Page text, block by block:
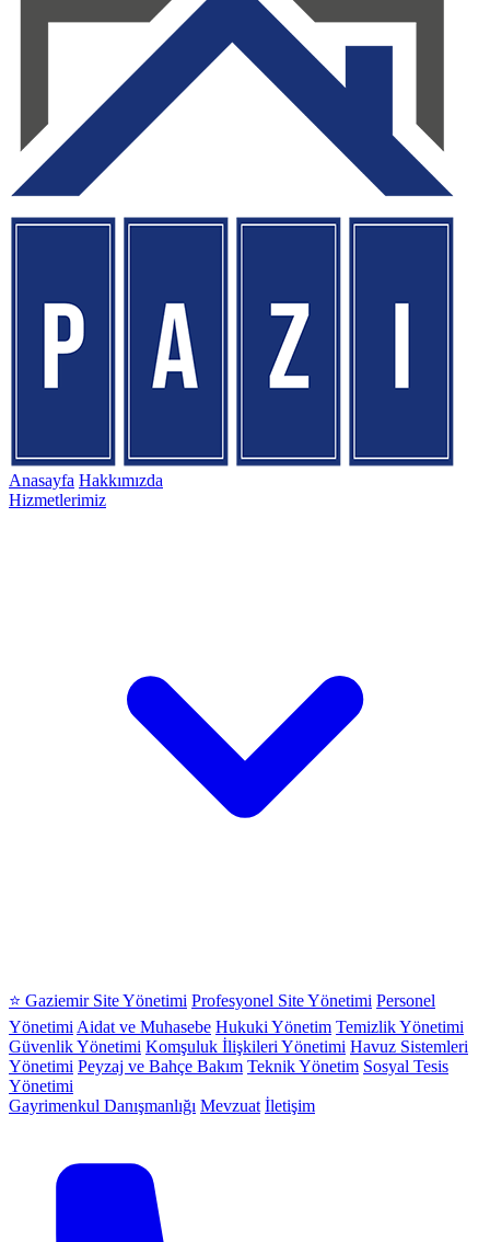
Anasayfa Hakkımızda
Hizmetlerimiz
⭐ Gaziemir Site Yönetimi Profesyonel Site Yönetimi Personel
Yönetimi Aidat ve Muhasebe Hukuki Yönetim Temizlik Yönetimi
Güvenlik Yönetimi Komşuluk İlişkileri Yönetimi Havuz Sistemleri
Yönetimi Peyzaj ve Bahçe Bakım Teknik Yönetim Sosyal Tesis
Yönetimi
Gayrimenkul Danışmanlığı Mevzuat İletişim